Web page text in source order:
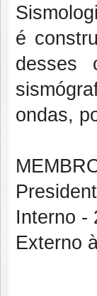
é
desses
ondas,
Interno -
Externo